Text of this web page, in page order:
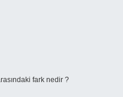
fark nedir ?